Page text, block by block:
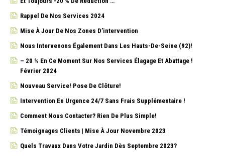
Rappel De Nos Services 2024
Mise À Jour De Nos Zones D’intervention
Nous Intervenons Également Dans Les Hauts-De-Seine (92)!
– 20 % En Ce Moment Sur Nos Services Élagage Et Abattage !
Février 2024
Nouveau Service! Pose De Clôture!
Intervention En Urgence 24/7 Sans Frais Supplémentaire !
Comment Nous Contacter? Rien De Plus Simple!
Témoignages Clients | Mise À Jour Novembre 2023
Quels Travaux Dans Votre Jardin Dès Septembre 2023?